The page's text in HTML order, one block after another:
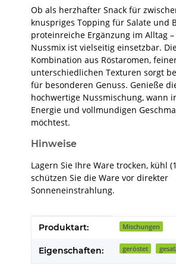
Ob als herzhafter Snack für
knuspriges Topping für Salate und
proteinreiche Ergänzung im Alltag
Nussmix ist vielseitig einsetzbar.
Kombination aus Röstaromen,
unterschiedlichen Texturen sorgt
für besonderen Genuss. Genieße
hochwertige Nussmischung, wann
Energie und vollmundigen
möchtest.
Hinweise
Lagern Sie Ihre Ware trocken, kühl
schützen Sie die Ware vor direkter
Sonneneinstrahlung.
Produkteigenschaft
Wert
Produktart: Mischungen
Eigenschaften: geröstet